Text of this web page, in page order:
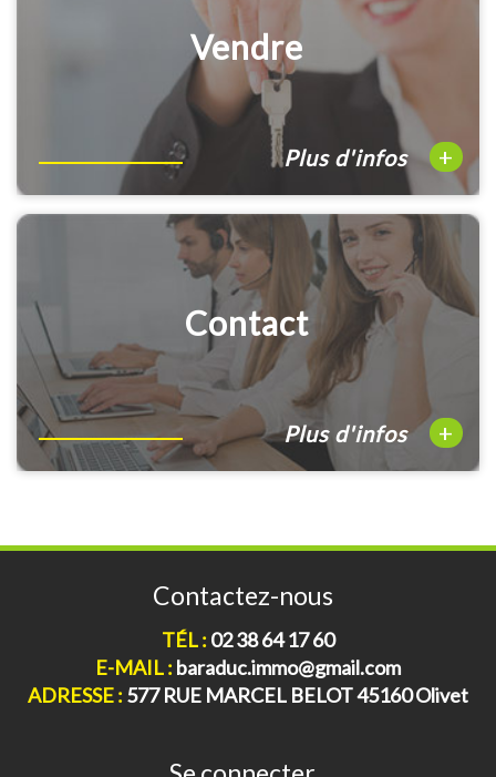
Vendre
Plus d'infos +
Contact
Plus d'infos +
Contactez-nous
TÉL : 02 38 64 17 60
E-MAIL : baraduc.immo@gmail.com
ADRESSE : 577 RUE MARCEL BELOT 45160 Olivet